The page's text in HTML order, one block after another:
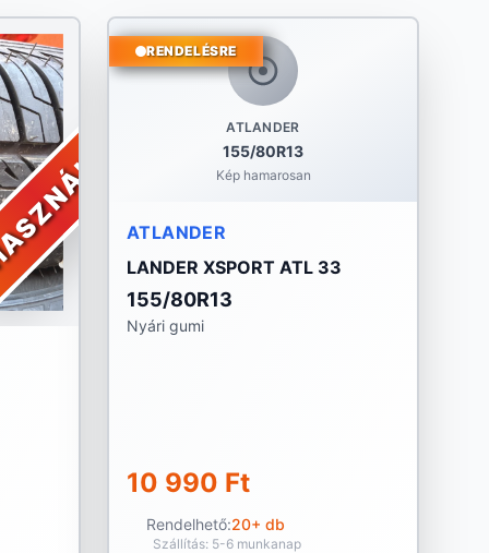
ATLANDER
155/80R13
Kép hamarosan
RENDELÉSRE
ATLANDER
LANDER XSPORT ATL 33
155/80R13
Nyári gumi
10 990 Ft
Rendelhető:20+ db
Szállítás: 5-6 munkanap